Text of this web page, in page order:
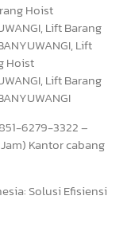
Hoist
Lift Barang
Lift
Hoist
Lift Barang
6279-3322 –
Kantor cabang
Solusi Efisiensi